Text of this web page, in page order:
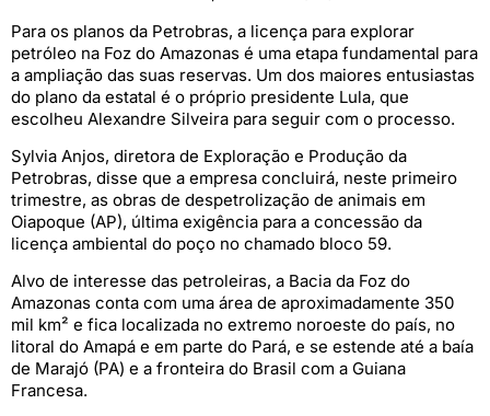
Para os planos da Petrobras, a licença para explorar
petróleo na Foz do Amazonas é uma etapa fundamental para
a ampliação das suas reservas. Um dos maiores entusiastas
do plano da estatal é o próprio presidente Lula, que
escolheu Alexandre Silveira para seguir com o processo.
Sylvia Anjos, diretora de Exploração e Produção da
Petrobras, disse que a empresa concluirá, neste primeiro
trimestre, as obras de despetrolização de animais em
Oiapoque (AP), última exigência para a concessão da
licença ambiental do poço no chamado bloco 59.
Alvo de interesse das petroleiras, a Bacia da Foz do
Amazonas conta com uma área de aproximadamente 350
mil km² e fica localizada no extremo noroeste do país, no
litoral do Amapá e em parte do Pará, e se estende até a baía
de Marajó (PA) e a fronteira do Brasil com a Guiana
Francesa.